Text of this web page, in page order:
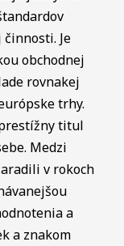
Je
obchodnej
rovnakej
trhy.
titul
Medzi
v rokoch
a
a znakom